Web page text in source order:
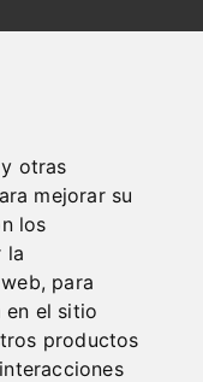
otras
mejorar su
los
la
, para
en el sitio
productos